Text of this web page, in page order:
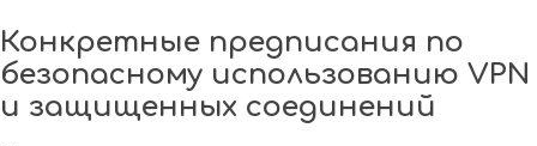
Конкретные предписания по
безопасному использованию VPN
и защищенных соединений